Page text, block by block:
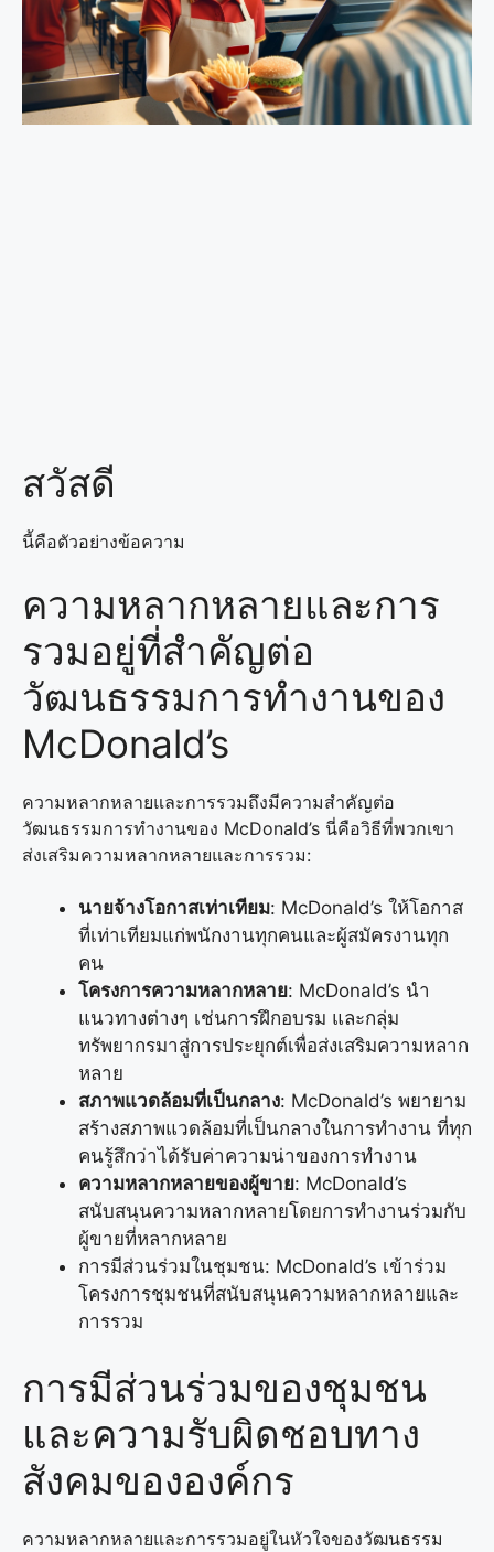
สวัสดี
นี้คือตัวอย่างข้อความ
ความหลากหลายและการ
รวมอยู่ที่สำคัญต่อ
วัฒนธรรมการทำงานของ
McDonald’s
ความหลากหลายและการรวมถึงมีความสำคัญต่อ
วัฒนธรรมการทำงานของ McDonald’s นี่คือวิธีที่พวกเขา
ส่งเสริมความหลากหลายและการรวม:
นายจ้างโอกาสเท่าเทียม: McDonald’s ให้โอกาส
ที่เท่าเทียมแก่พนักงานทุกคนและผู้สมัครงานทุก
คน
โครงการความหลากหลาย: McDonald’s นำ
แนวทางต่างๆ เช่นการฝึกอบรม และกลุ่ม
ทรัพยากรมาสู่การประยุกต์เพื่อส่งเสริมความหลาก
หลาย
สภาพแวดล้อมที่เป็นกลาง: McDonald’s พยายาม
สร้างสภาพแวดล้อมที่เป็นกลางในการทำงาน ที่ทุก
คนรู้สึกว่าได้รับค่าความน่าของการทำงาน
ความหลากหลายของผู้ขาย: McDonald’s
สนับสนุนความหลากหลายโดยการทำงานร่วมกับ
ผู้ขายที่หลากหลาย
การมีส่วนร่วมในชุมชน: McDonald’s เข้าร่วม
โครงการชุมชนที่สนับสนุนความหลากหลายและ
การรวม
การมีส่วนร่วมของชุมชน
และความรับผิดชอบทาง
สังคมขององค์กร
ความหลากหลายและการรวมอยู่ในหัวใจของวัฒนธรรม